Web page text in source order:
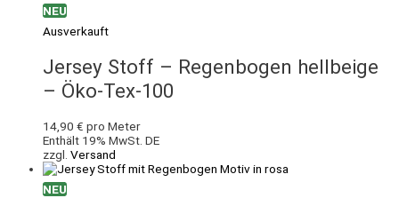
NEU
Ausverkauft
Jersey Stoff – Regenbogen hellbeige
– Öko-Tex-100
14,90 € pro Meter
Enthält 19% MwSt. DE
zzgl. Versand
NEU